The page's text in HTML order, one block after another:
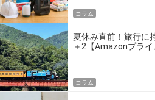
コラム
夏休み直前！旅行に
＋2【Amazonプラ
コラム